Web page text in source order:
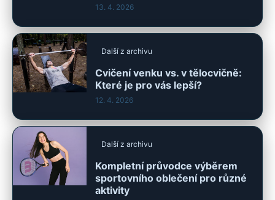
13. 4. 2026
Další z archivu
Cvičení venku vs. v tělocvičně:
Které je pro vás lepší?
12. 4. 2026
Další z archivu
Kompletní průvodce výběrem
sportovního oblečení pro různé
aktivity